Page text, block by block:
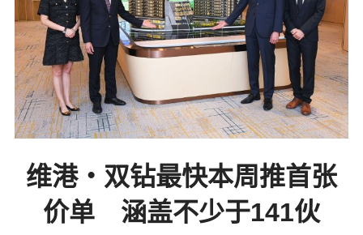
维港‧双钻最快本周推首张
价单 涵盖不少于141伙